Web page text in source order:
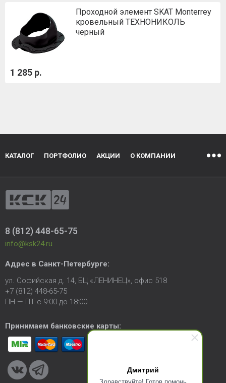
Дмитрий
Проходной элемент SKAT Monterrey
кровельный ТЕХНОНИКОЛЬ
черный
1 285 р.
КАТАЛОГ ПОРТФОЛИО АКЦИИ О КОМПАНИИ
8 (812) 448-65-75
info@ksk24.ru
Адрес в Санкт-Петербурге:
ул. Софийская д. 14, БЦ «ЛЕНИНЕЦ», офис 518
+7 (812) 448-65-75
ПН — ПТ с 9:00 до 18:00
Принимаем банковские карты: